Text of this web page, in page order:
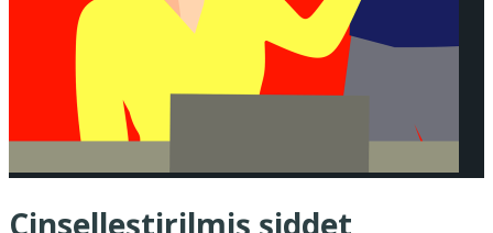
Cinselleştirilmiş şiddet